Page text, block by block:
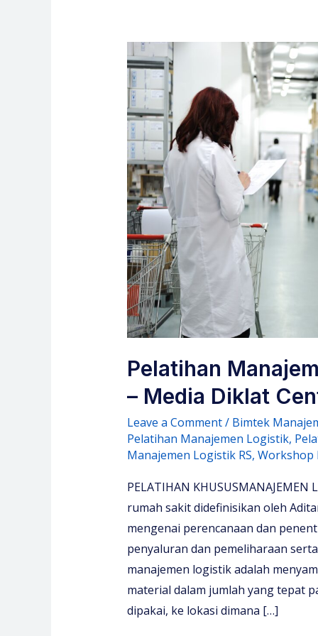
Pelatihan
– Media Diklat
Leave a Comment/ Bimtek
Pelatihan Manajemen Logistik,
Manajemen Logistik RS, Workshop
PELATIHAN
rumah sakit didefinisikan oleh
mengenai perencanaan dan
penyaluran dan pemeliharaan
manajemen logistik adalah
material dalam jumlah yang tepat
dipakai, ke lokasi dimana […]